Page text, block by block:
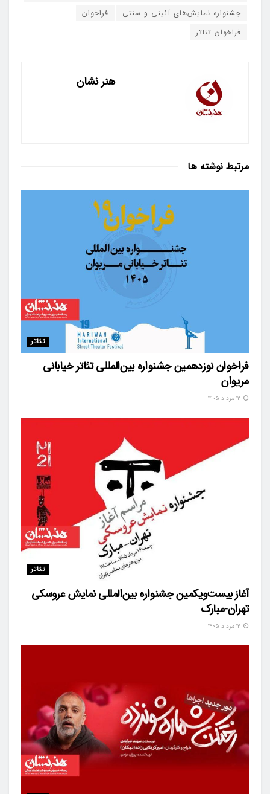
جشنواره نمایش‌های آئینی و سنتی
فراخوان
فراخوان تئاتر
هنر نشان
مرتبط نوشته ها
تئاتر
فراخوان نوزدهمین جشنواره بین‌المللی تئاتر خیابانی
مریوان
تئاتر
آغاز بیست‌ویکمین جشنواره بین‌المللی نمایش عروسکی
تهران-مبارک